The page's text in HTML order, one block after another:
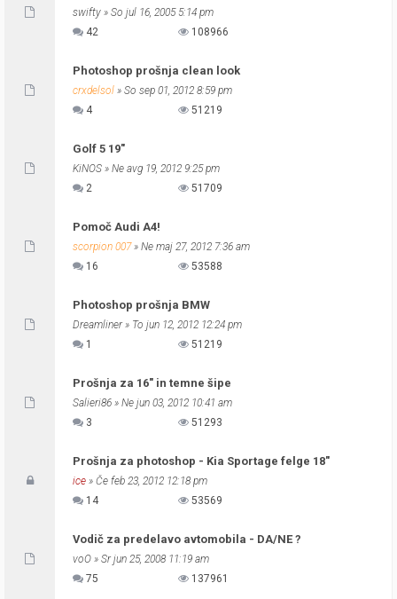
swifty » So jul 16, 2005 5:14 pm
42
108966
Photoshop prošnja clean look
crxdelsol » So sep 01, 2012 8:59 pm
4
51219
Golf 5 19"
KiNOS » Ne avg 19, 2012 9:25 pm
2
51709
Pomoč Audi A4!
scorpion 007» Ne maj 27, 2012 7:36 am
16
53588
Photoshop prošnja BMW
Dreamliner» To jun 12, 2012 12:24 pm
1
51219
Prošnja za 16" in temne šipe
Salieri86 » Ne jun 03, 2012 10:41 am
3
51293
Prošnja za photoshop - Kia Sportage felge 18"
ice » Če feb 23, 2012 12:18 pm
14
53569
Vodič za predelavo avtomobila - DA/NE ?
voO » Sr jun 25, 2008 11:19 am
75
137961